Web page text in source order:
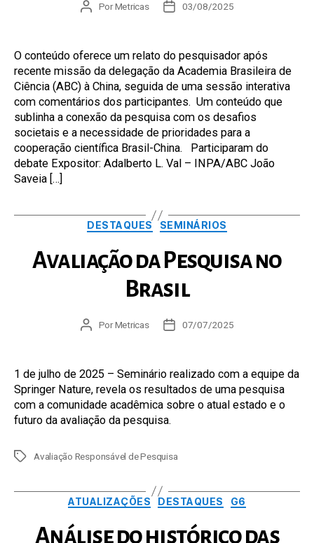
AutorPorMetricas
Data03/08/2025
O conteúdo oferece um relato do pesquisador após
recente missão da delegação da Academia Brasileira de
Ciência (ABC) à China, seguida de uma sessão interativa
com comentários dos participantes. Um conteúdo que
sublinha a conexão da pesquisa com os desafios
societais e a necessidade de prioridades para a
cooperação científica Brasil-China. Participaram do
debate Expositor: Adalberto L. Val – INPA/ABC João
Saveia […]
Categorias
DESTAQUES SEMINÁRIOS
Avaliação da Pesquisa no
Brasil
AutorPorMetricas
Data07/07/2025
1 de julho de 2025 – Seminário realizado com a equipe da
Springer Nature, revela os resultados de uma pesquisa
com a comunidade acadêmica sobre o atual estado e o
futuro da avaliação da pesquisa.
Tags Avaliação Responsável de Pesquisa
Categorias
ATUALIZAÇÕES DESTAQUES G6
Análise do histórico das